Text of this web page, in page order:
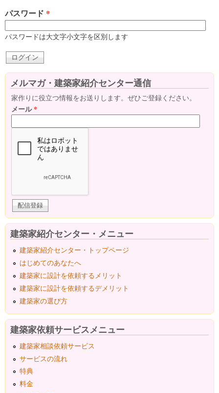
パスワード *
パスワードは大文字小文字を区別します
メルマガ・建築家紹介センター通信
家作りに役立つ情報をお送りします。ぜひご登録ください。
メール*
建築家紹介センター・メニュー
建築家紹介センター・トップページ
はじめてのあなたへ
建築家に設計を依頼するメリット
建築家に設計を依頼するデメリット
建築家の選び方
建築家依頼サービスメニュー
建築家相談依頼サービス
サービスの流れ
特典
料金